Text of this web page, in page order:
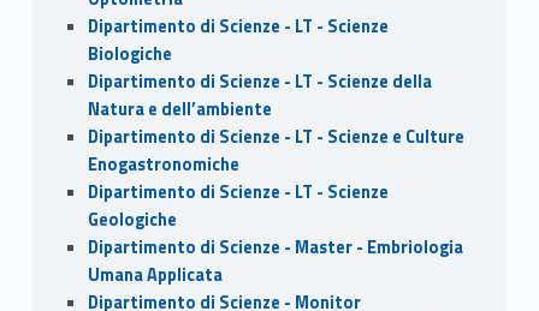
Dipartimento di Scienze - LT - Scienze
Biologiche
Dipartimento di Scienze - LT - Scienze della
Natura e dell’ambiente
Dipartimento di Scienze - LT - Scienze e Culture
Enogastronomiche
Dipartimento di Scienze - LT - Scienze
Geologiche
Dipartimento di Scienze - Master - Embriologia
Umana Applicata
Dipartimento di Scienze - Monitor